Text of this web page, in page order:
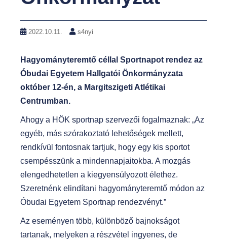
2022.10.11. s4nyi
Hagyományteremtő céllal Sportnapot rendez az
Óbudai Egyetem Hallgatói Önkormányzata
október 12-én, a Margitszigeti Atlétikai
Centrumban.
Ahogy a HÖK sportnap szervezői fogalmaznak: „Az
egyéb, más szórakoztató lehetőségek mellett,
rendkívül fontosnak tartjuk, hogy egy kis sportot
csempésszünk a mindennapjaitokba. A mozgás
elengedhetetlen a kiegyensúlyozott élethez.
Szeretnénk elindítani hagyományteremtő módon az
Óbudai Egyetem Sportnap rendezvényt.”
Az eseményen több, különböző bajnokságot
tartanak, melyeken a részvétel ingyenes, de